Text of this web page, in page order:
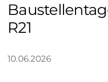
R21
10.06.2026